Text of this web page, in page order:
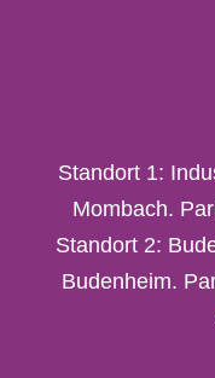
Standort 1:
Mombach.
Standort 2:
Budenheim.